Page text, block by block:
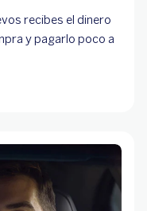
recibes el dinero
y pagarlo poco a